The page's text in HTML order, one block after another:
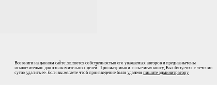
Все книги на данном сайте, являются собственностью его уважаемых авторов и предназначены
исключительно для ознакомительных целей. Просматривая или скачивая книгу, Вы обязуетесь в течении
суток удалить ее. Если вы желаете чтоб произведение было удалено пишите админитратору